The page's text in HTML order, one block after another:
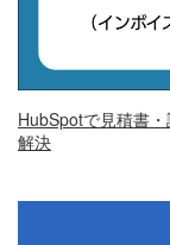
HubSpotで見積書
解決